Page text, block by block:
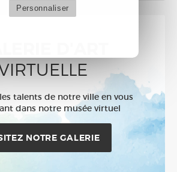
Personnaliser
talents de notre ville en vous
dans notre musée virtuel
NOTRE GALERIE